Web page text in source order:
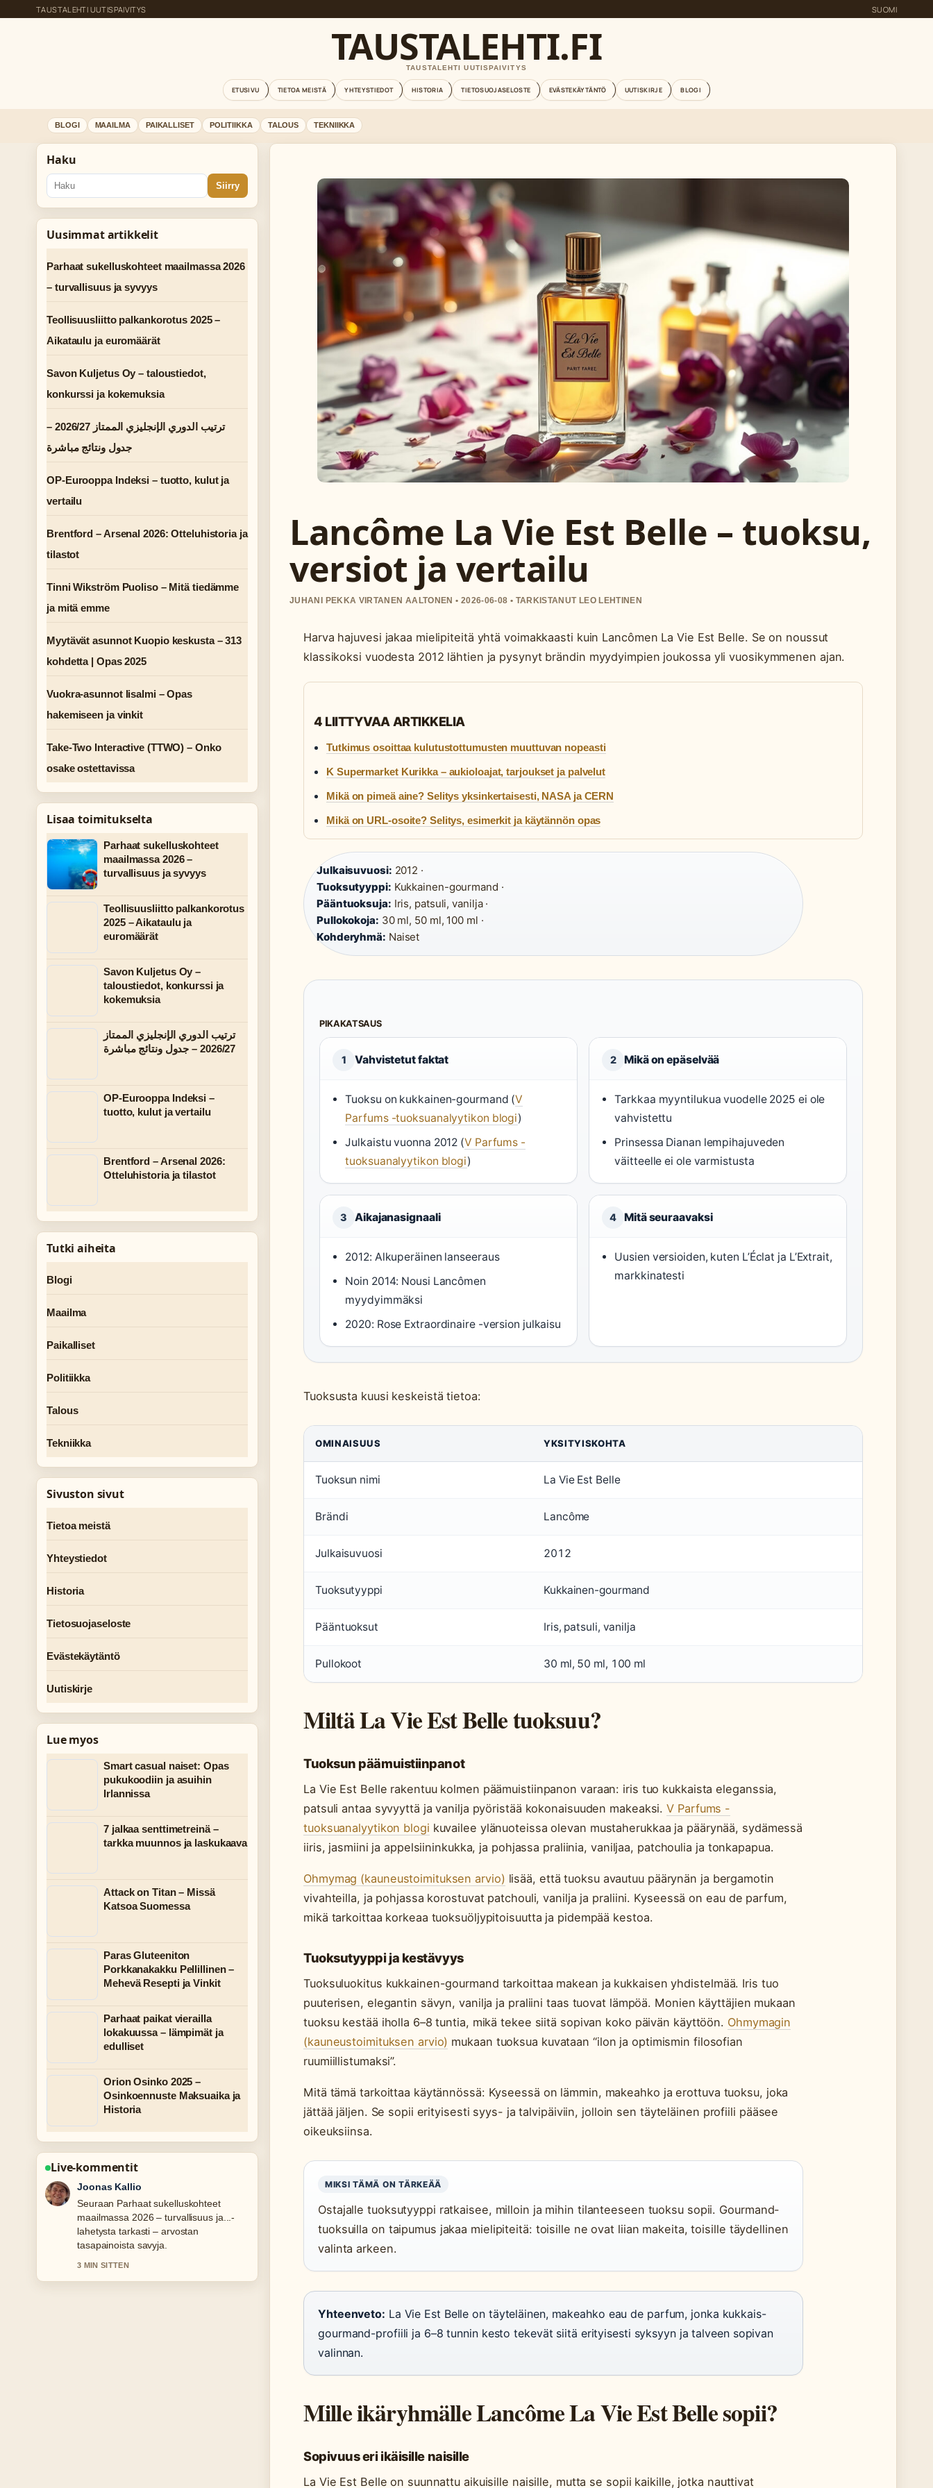
TAUSTALEHTI UUTISPAIVITYS SUOMI
TAUSTALEHTI.FI
TAUSTALEHTI UUTISPAIVITYS
ETUSIVU TIETOA MEISTÄ YHTEYSTIEDOT HISTORIA TIETOSUOJASELOSTE EVÄSTEKÄYTÄNTÖ UUTISKIRJE BLOGI
BLOGI MAAILMA PAIKALLISET POLITIIKKA TALOUS TEKNIIKKA
Lancôme La Vie Est Belle – tuoksu,
versiot ja vertailu
JUHANI PEKKA VIRTANEN AALTONEN • 2026-06-08 • TARKISTANUT LEO LEHTINEN
Harva hajuvesi jakaa mielipiteitä yhtä voimakkaasti kuin Lancômen La Vie Est Belle. Se on noussut
klassikoksi vuodesta 2012 lähtien ja pysynyt brändin myydyimpien joukossa yli vuosikymmenen ajan.
4 LIITTYVAA ARTIKKELIA
Tutkimus osoittaa kulutustottumusten muuttuvan nopeasti
K Supermarket Kurikka – aukioloajat, tarjoukset ja palvelut
Mikä on pimeä aine? Selitys yksinkertaisesti, NASA ja CERN
Mikä on URL-osoite? Selitys, esimerkit ja käytännön opas
Julkaisuvuosi: 2012 ·
Tuoksutyyppi: Kukkainen-gourmand ·
Pääntuoksuja: Iris, patsuli, vanilja ·
Pullokokoja: 30 ml, 50 ml, 100 ml ·
Kohderyhmä: Naiset
PIKAKATSAUS
1 Vahvistetut faktat
Tuoksu on kukkainen-gourmand (V
Parfums -tuoksuanalyytikon blogi)
Julkaistu vuonna 2012 (V Parfums -
tuoksuanalyytikon blogi)
2 Mikä on epäselvää
Tarkkaa myyntilukua vuodelle 2025 ei ole
vahvistettu
Prinsessa Dianan lempihajuveden
väitteelle ei ole varmistusta
3 Aikajanasignaali
2012: Alkuperäinen lanseeraus
Noin 2014: Nousi Lancômen
myydyimmäksi
2020: Rose Extraordinaire -version julkaisu
4 Mitä seuraavaksi
Uusien versioiden, kuten L’Éclat ja L’Extrait,
markkinatesti
Tuoksusta kuusi keskeistä tietoa:
OMINAISUUS YKSITYISKOHTA
Tuoksun nimi La Vie Est Belle
Brändi Lancôme
Julkaisuvuosi 2012
Tuoksutyyppi Kukkainen-gourmand
Pääntuoksut Iris, patsuli, vanilja
Pullokoot 30 ml, 50 ml, 100 ml
Miltä La Vie Est Belle tuoksuu?
Tuoksun päämuistiinpanot
La Vie Est Belle rakentuu kolmen päämuistiinpanon varaan: iris tuo kukkaista eleganssia,
patsuli antaa syvyyttä ja vanilja pyöristää kokonaisuuden makeaksi.V Parfums -
tuoksuanalyytikon blogi kuvailee ylänuoteissa olevan mustaherukkaa ja päärynää, sydämessä
iiris, jasmiini ja appelsiininkukka, ja pohjassa praliinia, vaniljaa, patchoulia ja tonkapapua.
Ohmymag (kauneustoimituksen arvio) lisää, että tuoksu avautuu päärynän ja bergamotin
vivahteilla, ja pohjassa korostuvat patchouli, vanilja ja praliini. Kyseessä on eau de parfum,
mikä tarkoittaa korkeaa tuoksuöljypitoisuutta ja pidempää kestoa.
Tuoksutyyppi ja kestävyys
Tuoksuluokitus kukkainen-gourmand tarkoittaa makean ja kukkaisen yhdistelmää. Iris tuo
puuterisen, elegantin sävyn, vanilja ja praliini taas tuovat lämpöä. Monien käyttäjien mukaan
tuoksu kestää iholla 6–8 tuntia, mikä tekee siitä sopivan koko päivän käyttöön. Ohmymagin
(kauneustoimituksen arvio) mukaan tuoksua kuvataan “ilon ja optimismin filosofian
ruumiillistumaksi”.
Mitä tämä tarkoittaa käytännössä: Kyseessä on lämmin, makeahko ja erottuva tuoksu, joka
jättää jäljen. Se sopii erityisesti syys- ja talvipäiviin, jolloin sen täyteläinen profiili pääsee
oikeuksiinsa.
MIKSI TÄMÄ ON TÄRKEÄÄ
Ostajalle tuoksutyyppi ratkaisee, milloin ja mihin tilanteeseen tuoksu sopii. Gourmand-
tuoksuilla on taipumus jakaa mielipiteitä: toisille ne ovat liian makeita, toisille täydellinen
valinta arkeen.
Yhteenveto: La Vie Est Belle on täyteläinen, makeahko eau de parfum, jonka kukkais-
gourmand-profiili ja 6–8 tunnin kesto tekevät siitä erityisesti syksyyn ja talveen sopivan
valinnan.
Mille ikäryhmälle Lancôme La Vie Est Belle sopii?
Sopivuus eri ikäisille naisille
La Vie Est Belle on suunnattu aikuisille naisille, mutta se sopii kaikille, jotka nauttivat
Haku
Siirry
Uusimmat artikkelit
Parhaat sukelluskohteet maailmassa 2026
– turvallisuus ja syvyys
Teollisuusliitto palkankorotus 2025 –
Aikataulu ja euromäärät
Savon Kuljetus Oy – taloustiedot,
konkurssi ja kokemuksia
ترتيب الدوري الإنجليزي الممتاز 2026/27 –
جدول ونتائج مباشرة
OP-Eurooppa Indeksi – tuotto, kulut ja
vertailu
Brentford – Arsenal 2026: Otteluhistoria ja
tilastot
Tinni Wikström Puoliso – Mitä tiedämme
ja mitä emme
Myytävät asunnot Kuopio keskusta – 313
kohdetta | Opas 2025
Vuokra-asunnot Iisalmi – Opas
hakemiseen ja vinkit
Take-Two Interactive (TTWO) – Onko
osake ostettavissa
Lisaa toimitukselta
Parhaat sukelluskohteet
maailmassa 2026 –
turvallisuus ja syvyys
Teollisuusliitto palkankorotus
2025 – Aikataulu ja
euromäärät
Savon Kuljetus Oy –
taloustiedot, konkurssi ja
kokemuksia
ترتيب الدوري الإنجليزي الممتاز
2026/27 – جدول ونتائج مباشرة
OP-Eurooppa Indeksi –
tuotto, kulut ja vertailu
Brentford – Arsenal 2026:
Otteluhistoria ja tilastot
Tutki aiheita
Blogi
Maailma
Paikalliset
Politiikka
Talous
Tekniikka
Sivuston sivut
Tietoa meistä
Yhteystiedot
Historia
Tietosuojaseloste
Evästekäytäntö
Uutiskirje
Lue myos
Smart casual naiset: Opas
pukukoodiin ja asuihin
Irlannissa
7 jalkaa senttimetreinä –
tarkka muunnos ja laskukaava
Attack on Titan – Missä
Katsoa Suomessa
Paras Gluteeniton
Porkkanakakku Pellillinen –
Mehevä Resepti ja Vinkit
Parhaat paikat vierailla
lokakuussa – lämpimät ja
edulliset
Orion Osinko 2025 –
Osinkoennuste Maksuaika ja
Historia
Live-kommentit
Aino Virtanen
Hyvaa taustoitusta aiheesta
Teollisuusliitto palkankorotus 2025 –
Aikataulu ja euromäärät. Pytkethan
taman livesaikeen ajan tasalla.
5 MIN SITTEN